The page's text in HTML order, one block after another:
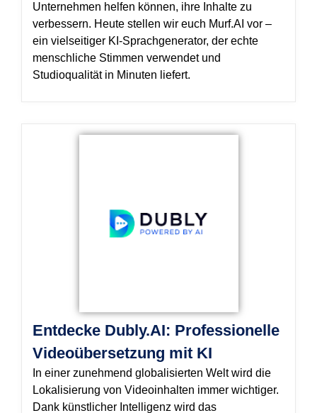
Unternehmen helfen können, ihre Inhalte zu
verbessern. Heute stellen wir euch Murf.AI vor –
ein vielseitiger KI-Sprachgenerator, der echte
menschliche Stimmen verwendet und
Studioqualität in Minuten liefert.
Entdecke Dubly.AI: Professionelle
Videoübersetzung mit KI
In einer zunehmend globalisierten Welt wird die
Lokalisierung von Videoinhalten immer wichtiger.
Dank künstlicher Intelligenz wird das